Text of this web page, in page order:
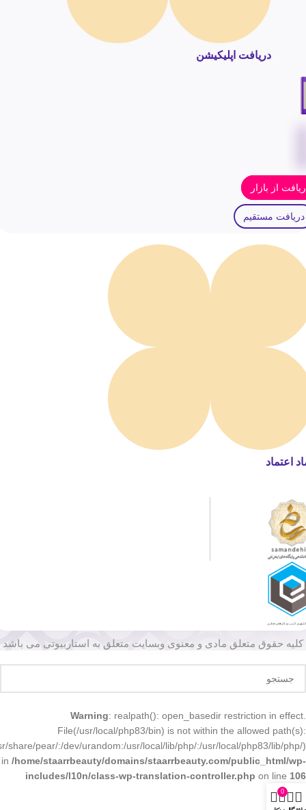
دریافت اپلیکیشن
از بازار
دریافت مستقیم
اعتماد
کلیه حقوق متعلق مادی و معنوی وبسایت متعلق به استاربیوتی می باشد
0
Warning: realpath(): open_basedir restriction in effect.
File(/usr/local/php83/bin) is not within the allowed path(s):
share/pear/:/dev/urandom:/usr/local/lib/php/:/usr/local/php83/lib/php/)
in /home/staarrbeauty/domains/staarrbeauty.com/public_html/wp-
includes/l10n/class-wp-translation-controller.php on line 106